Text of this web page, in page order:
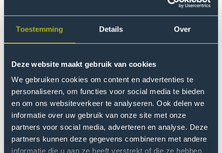
Toestemming Details Over
Deze website maakt gebruik van cookies
We gebruiken cookies om content en advertenties te
personaliseren, om functies voor social media te bieden
en om ons websiteverkeer te analyseren. Ook delen we
informatie over uw gebruik van onze site met onze
partners voor social media, adverteren en analyse. Deze
partners kunnen deze gegevens combineren met andere
informatie die u aan ze heeft verstrekt of die ze hebben
Doelgroep
zijn studenten binnen het hbo en techniek, maar ook
professionals in het zorg- of sociaaldomein met
interesse in de verbinding van zorg.
Aanpak
Binnen de I4H Academy zijn reeds verschillende
modules ontwikkeld. De modules richten zich op het